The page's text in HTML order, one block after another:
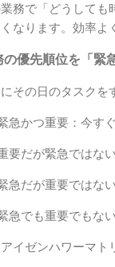
務で「どうして
なります。効率よ
の優先順位を「緊
その日のタスクを
急かつ重要：今す
要だが緊急ではな
急だが重要ではな
急でも重要でもな
イゼンハワーマト